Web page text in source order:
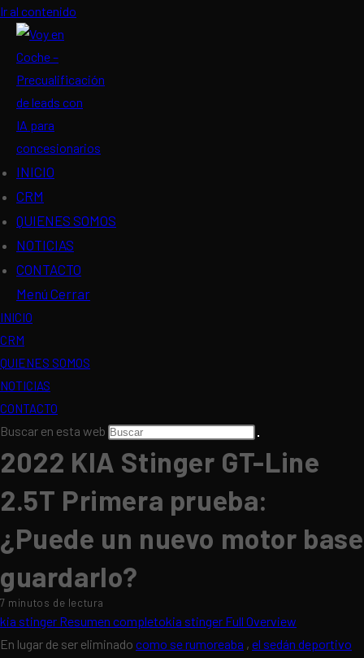
Ir al contenido
INICIO
CRM
QUIENES SOMOS
NOTICIAS
CONTACTO
Menú Cerrar
INICIO
CRM
QUIENES SOMOS
NOTICIAS
CONTACTO
Buscar en esta web
2022 KIA Stinger GT-Line
2.5T Primera prueba:
¿Puede un nuevo motor base
guardarlo?
7 minutos de lectura
kia stinger Resumen completokia stinger Full Overview
En lugar de ser eliminado como se rumoreaba , el sedán deportivo